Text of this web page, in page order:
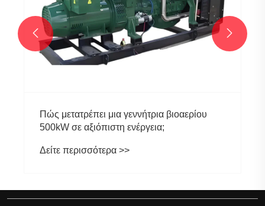
 